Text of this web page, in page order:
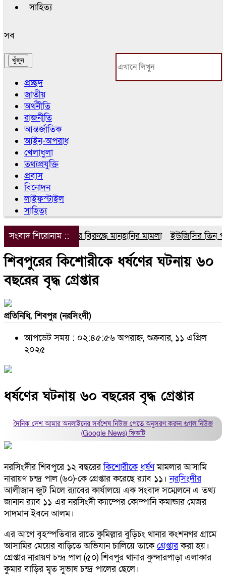
সাহিত্য
সব
প্রচ্ছদ
জাতীয়
অর্থনীতি
রাজনীতি
আন্তর্জাতিক
আইন-অপরাধ
খেলাধুলা
তথ্যপ্রযুক্তি
প্রবাস
বিনোদন
লাইফস্টাইল
সাহিত্য
সংবাদ শিরোনাম ::
ডিপজলের বিরুদ্ধে মানহানির মামলা ইউজিসির তিন
শিবপুরের কিশোরীকে ধর্ষণের ঘটনায় ৬০
বছরের বৃদ্ধ গ্রেপ্তার
প্রতিনিধি, শিবপুর (নরসিংদী)
আপডেট সময় : ০২:৪৫:৫৬ অপরাহ্ন, শুক্রবার, ১১ এপ্রিল
২০২৫
ধর্ষণের ঘটনায় ৬০ বছরের বৃদ্ধ গ্রেপ্তার
দৈনিক দেশ আমার অনলাইনের সর্বশেষ নিউজ পেতে অনুসরণ করুনগুগল নিউজ
(Google News)ফিডটি
নরসিংদীর শিবপুরে ১২ বছরেরকিশোরীকে ধর্ষণমামলার আসামি
নারায়ণ চন্দ্র পাল (৬০)-কে গ্রেপ্তার করেছে র‌্যাব ১১।নরসিংদীর
আলীজান জুট মিলে র‌্যাবের কার্যালয়ে এক সংবাদ সম্মেলনে এ তথ্য
জানান র‌্যাব ১১ এর নরসিংদী ক্যাম্পের কোম্পানি কমান্ডার মেজর
সাদমান ইবনে আলম।
এর আগে বৃহস্পতিবার রাতে কুমিল্লার বুড়িচং থানার কংশনগর গ্রামে
আসামির মেয়ের বাড়িতে অভিযান চালিয়ে তাকেগ্রেপ্তারকরা হয়।
গ্রেপ্তার নারায়ণ চন্দ্র পাল (৫০) শিবপুর থানার কুন্দারপাড়া এলাকার
কুমার বাড়ির মৃৃত সুভাষ চন্দ্র পালের ছেলে।